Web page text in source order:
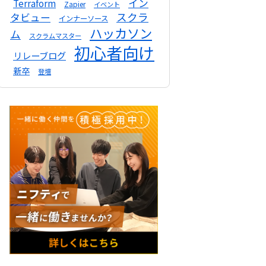
Terraform Zapier イベント
イン
タビュー
インナーソース
スクラ
ム
スクラムマスター ハッカソン
リレーブログ 初心者向け
新卒 登壇